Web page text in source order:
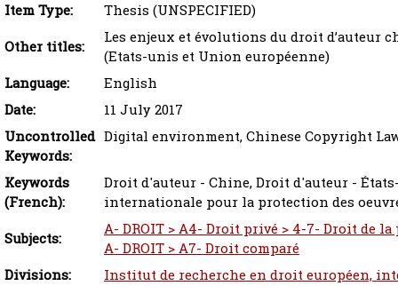
Item Type:
Thesis (UNSPECIFIED)
Other titles:
Les enjeux et évolutions du droit d’auteur
(Etats-unis et Union européenne)
Language:
English
Date:
11 July 2017
Uncontrolled
Keywords:
Digital environment, Chinese Copyright
Keywords
(French):
Droit d'auteur - Chine, Droit d'auteur -
internationale pour la protection des
Subjects:
A- DROIT > A4- Droit privé > 4-7- Droit
A- DROIT > A7- Droit comparé
Divisions:
Institut de recherche en droit européen,